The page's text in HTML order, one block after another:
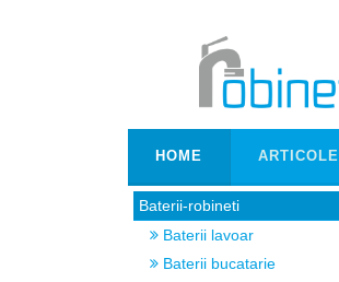
HOME ARTICOLE
Baterii-robineti
Baterii lavoar
Baterii bucatarie